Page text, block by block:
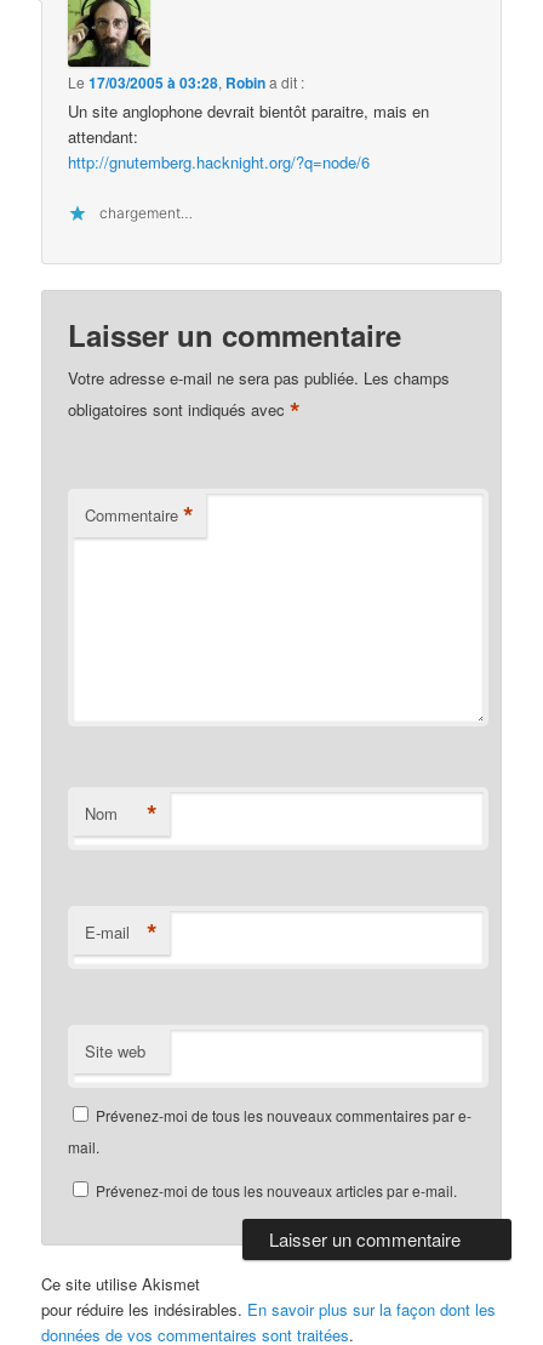
Le17/03/2005 à 03:28, Robina dit :
Un site anglophone devrait bientôt paraitre, mais en
attendant:
http://gnutemberg.hacknight.org/?q=node/6
chargement…
Laisser un commentaire
Votre adresse e-mail ne sera pas publiée. Les champs
obligatoires sont indiqués avec*
Commentaire *
Nom *
E-mail *
Site web
Prévenez-moi de tous les nouveaux commentaires par e-
mail.
Prévenez-moi de tous les nouveaux articles par e-mail.
Ce site utilise Akismet
pour réduire les indésirables. En savoir plus sur la façon dont les
données de vos commentaires sont traitées.